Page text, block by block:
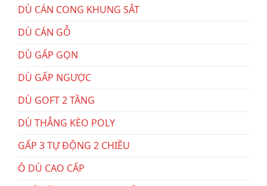
DÙ CÁN CONG KHUNG SẮT
DÙ CÁN GỖ
DÙ GẤP GỌN
DÙ GẤP NGƯỢC
DÙ GOFT 2 TẦNG
DÙ THẲNG KÈO POLY
GẤP 3 TỰ ĐỘNG 2 CHIỀU
Ô DÙ CAO CẤP